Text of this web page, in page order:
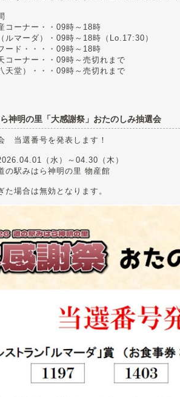
ーナー・・09時～18時
マーダ）・09時～18時（Lo.17:30）
ド・・・・09時～18時
ーナー・・09時～売切れまで
堂）・・・09時～売切れまで
神明の里「大感謝祭」おたのしみ抽選会
当選番号を発表します！
（水）～04.30（木）
の駅みはら神明の里 物産館
場合は無効となります。